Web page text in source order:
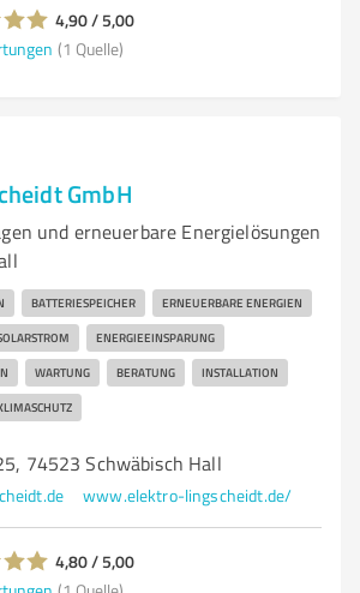
4,90 / 5,00
(1 Quelle)
GmbH
und erneuerbare Energielösungen
BATTERIESPEICHER ERNEUERBARE ENERGIEN
ENERGIEEINSPARUNG
WARTUNG BERATUNG INSTALLATION
74523 Schwäbisch Hall
www.elektro-lingscheidt.de/
4,80 / 5,00